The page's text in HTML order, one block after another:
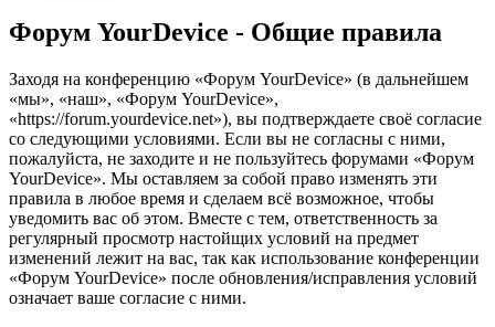
Форум YourDevice - Общие правила
Заходя на конференцию «Форум YourDevice» (в дальнейшем
«мы», «наш», «Форум YourDevice»,
«https://forum.yourdevice.net»), вы подтверждаете своё согласие
со следующими условиями. Если вы не согласны с ними,
пожалуйста, не заходите и не пользуйтесь форумами «Форум
YourDevice». Мы оставляем за собой право изменять эти
правила в любое время и сделаем всё возможное, чтобы
уведомить вас об этом. Вместе с тем, ответственность за
регулярный просмотр настойщих условий на предмет
изменений лежит на вас, так как использование конференции
«Форум YourDevice» после обновления/исправления условий
означает ваше согласие с ними.